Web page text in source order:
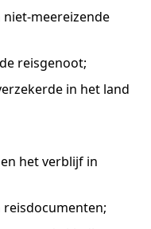
meereizende
reisgenoot;
in het land
het verblijf in
reisdocumenten;